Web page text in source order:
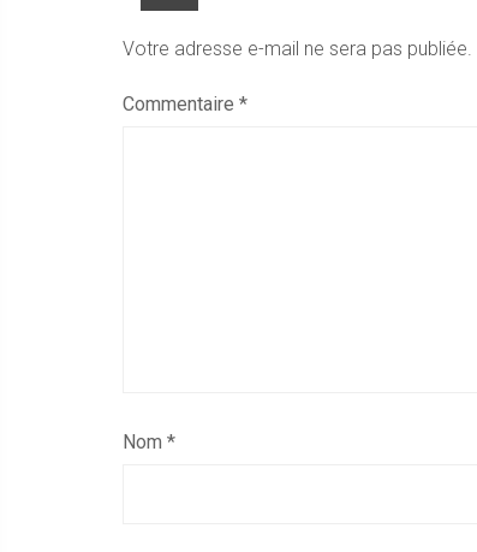
Votre adresse e-mail ne sera pas publiée.
Commentaire *
Nom *